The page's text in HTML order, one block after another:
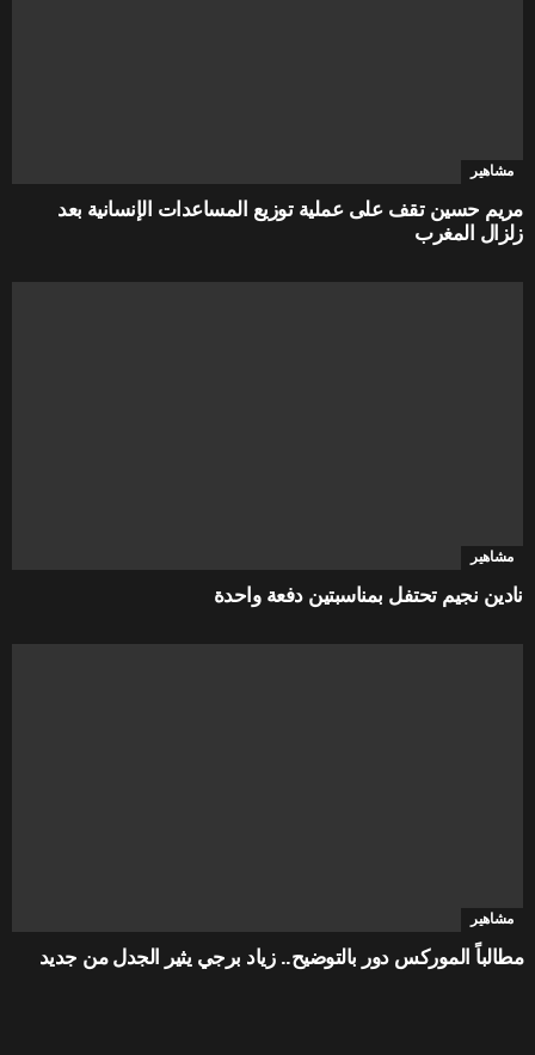
مشاهير
مريم حسين تقف على عملية توزيع المساعدات الإنسانية بعد
زلزال المغرب
مشاهير
نادين نجيم تحتفل بمناسبتين دفعة واحدة
مشاهير
مطالباً الموركس دور بالتوضيح.. زياد برجي يثير الجدل من جديد